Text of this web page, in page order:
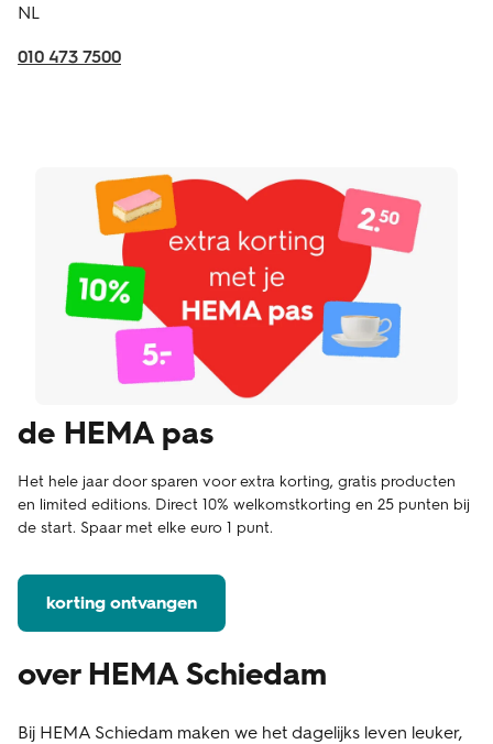
NL
010 473 7500
de HEMA pas
Het hele jaar door sparen voor extra korting, gratis producten
en limited editions. Direct 10% welkomstkorting en 25 punten bij
de start. Spaar met elke euro 1 punt.
korting ontvangen
over HEMA Schiedam
Bij HEMA Schiedam maken we het dagelijks leven leuker,